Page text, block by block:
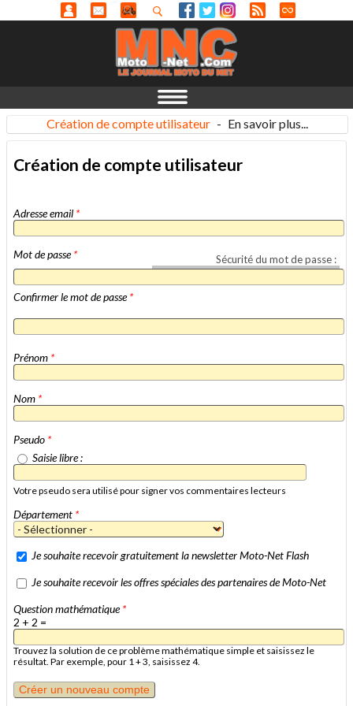
Création de compte utilisateur - En savoir plus...
Création de compte utilisateur
Adresse email *
Sécurité du mot de passe :
Mot de passe*
Confirmer le mot de passe*
Prénom *
Nom *
Pseudo *
Saisie libre :
Votre pseudo sera utilisé pour signer vos commentaires lecteurs
Département *
Je souhaite recevoir gratuitement la newsletter Moto-Net Flash
Je souhaite recevoir les offres spéciales des partenaires de Moto-Net
Question mathématique*
2 + 2 =
Trouvez la solution de ce problème mathématique simple et saisissez le
résultat. Par exemple, pour 1 + 3, saisissez 4.